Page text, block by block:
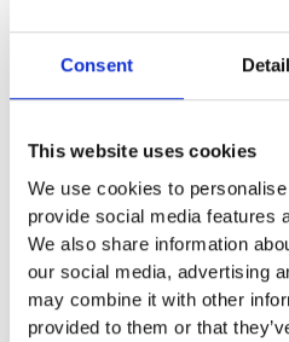
Consent
This website uses cookies
We use cookies to
provide social media features
We also share information
our social media, advertising
may combine it with other
provided to them or that
Material
Fundament
Garantivillkor